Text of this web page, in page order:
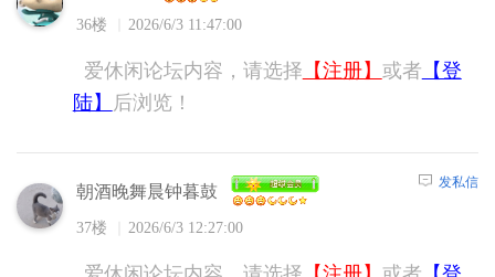
36楼 2026/6/3 11:47:00
爱休闲论坛内容，请选择 【注册】 或者 【登
陆】
后浏览！
朝酒晚舞晨钟暮鼓
37楼 2026/6/3 12:27:00
发私信